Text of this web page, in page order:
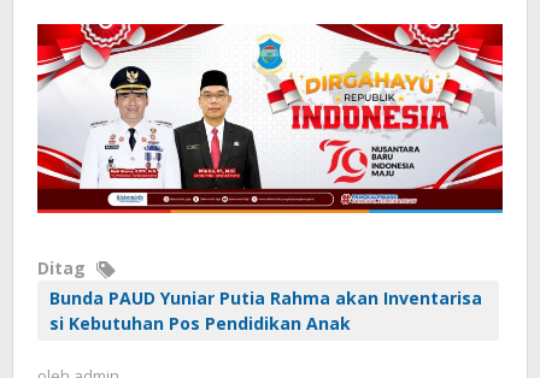
Ditag
Bunda PAUD Yuniar Putia Rahma akan Inventarisa
si Kebutuhan Pos Pendidikan Anak